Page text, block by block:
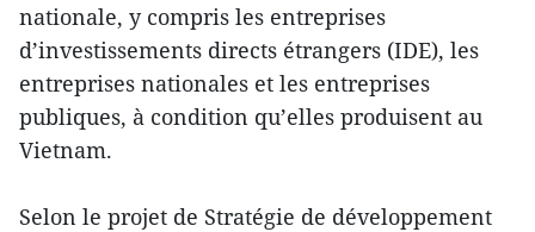
nationale, y compris les entreprises
d’investissements directs étrangers (IDE), les
entreprises nationales et les entreprises
publiques, à condition qu’elles produisent au
Vietnam.
Selon le projet de Stratégie de développement